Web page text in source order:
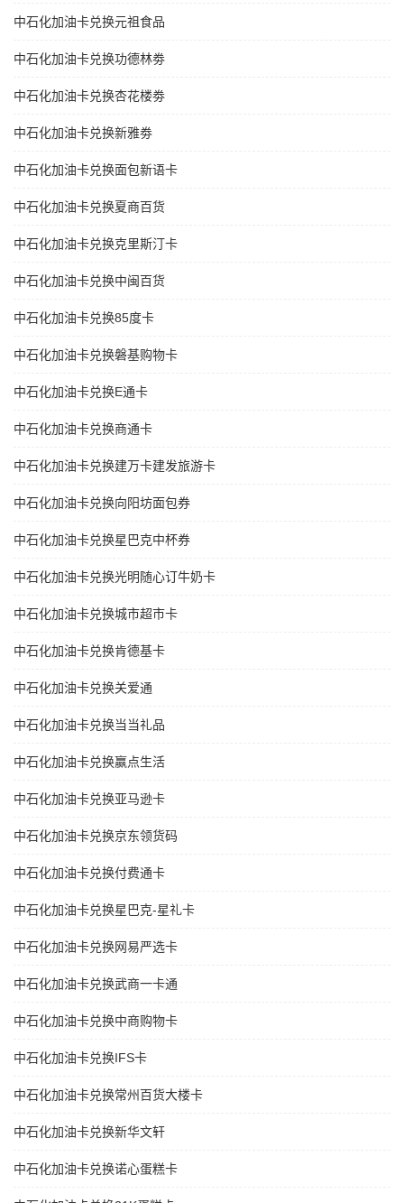
中石化加油卡兑换元祖食品
中石化加油卡兑换功德林劵
中石化加油卡兑换杏花楼劵
中石化加油卡兑换新雅劵
中石化加油卡兑换面包新语卡
中石化加油卡兑换夏商百货
中石化加油卡兑换克里斯汀卡
中石化加油卡兑换中闽百货
中石化加油卡兑换85度卡
中石化加油卡兑换磐基购物卡
中石化加油卡兑换E通卡
中石化加油卡兑换商通卡
中石化加油卡兑换建万卡建发旅游卡
中石化加油卡兑换向阳坊面包券
中石化加油卡兑换星巴克中杯券
中石化加油卡兑换光明随心订牛奶卡
中石化加油卡兑换城市超市卡
中石化加油卡兑换肯德基卡
中石化加油卡兑换关爱通
中石化加油卡兑换当当礼品
中石化加油卡兑换赢点生活
中石化加油卡兑换亚马逊卡
中石化加油卡兑换京东领货码
中石化加油卡兑换付费通卡
中石化加油卡兑换星巴克-星礼卡
中石化加油卡兑换网易严选卡
中石化加油卡兑换武商一卡通
中石化加油卡兑换中商购物卡
中石化加油卡兑换IFS卡
中石化加油卡兑换常州百货大楼卡
中石化加油卡兑换新华文轩
中石化加油卡兑换诺心蛋糕卡